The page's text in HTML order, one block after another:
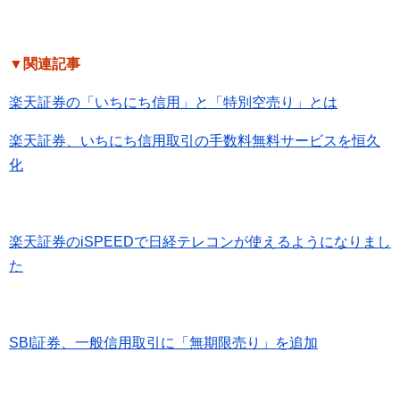
▼関連記事
楽天証券の「いちにち信用」と「特別空売り」とは
楽天証券、いちにち信用取引の手数料無料サービスを恒久
化
楽天証券のiSPEEDで日経テレコンが使えるようになりまし
た
SBI証券、一般信用取引に「無期限売り」を追加